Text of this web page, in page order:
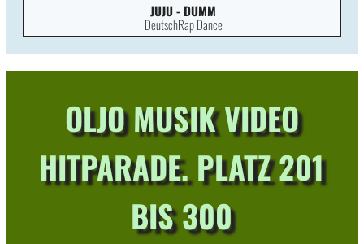
JUJU - DUMM
DeutschRap Dance
OLJO Musik Video
Hitparade. Platz 201
bis 300